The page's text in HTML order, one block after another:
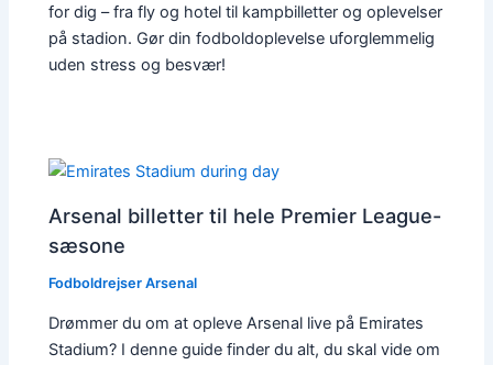
for dig – fra fly og hotel til kampbilletter og oplevelser
på stadion. Gør din fodboldoplevelse uforglemmelig
uden stress og besvær!
Arsenal billetter til hele Premier League-
sæsone
Fodboldrejser Arsenal
Drømmer du om at opleve Arsenal live på Emirates
Stadium? I denne guide finder du alt, du skal vide om